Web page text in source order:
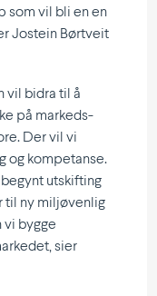
som vil bli en en
Jostein Børtveit
vil bidra til å
på markeds­
Der vil vi
og kompe­tanse.
utskifting
til ny miljø­venlig
vi bygge
sier